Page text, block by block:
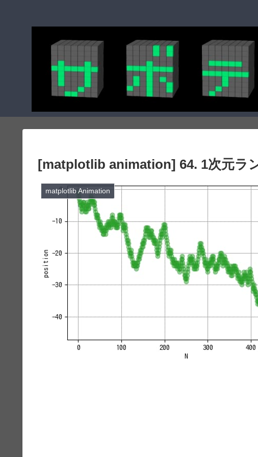
[matplotlib animation] 64. 1次元ラ
matplotlib Animation